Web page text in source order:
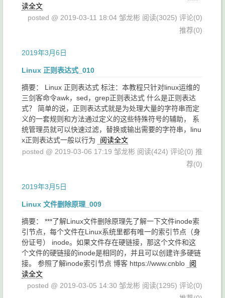
读全文
posted @ 2019-03-11 18:04 邹龙彬 阅读(3025) 评论(0)
推荐(0)
2019年3月6日
Linux 正则表达式_010
摘要： Linux 正则表达式 标注：本教程只针对linux运维的
三剑客命令awk，sed，grep正则表达式 什么是正则表达
式？ 简单的说，正则表达式就是为处理大量的字符串而定
义的一套规则和方法通过定义的这些特殊符号的辅助， 系
统管理员就可以快速过滤，替换或输出需要的字符串，linu
x正则表达式一般以行为
阅读全文
posted @ 2019-03-06 17:19 邹龙彬 阅读(424) 评论(0) 推
荐(0)
2019年3月5日
Linux 文件删除原理_009
摘要： ***了解Linux文件删除原理先了解一下文件inode索
引节点，每个文件在Linux系统里都有唯一的索引节点（身
份证号） inode。如果文件存在硬链接，那这个文件和这
个文件的硬链接的inode是相同的，并且可以创建许多硬链
接。 参照了解inode索引节点 博客 https://www.cnblo
阅
读全文
posted @ 2019-03-05 14:30 邹龙彬 阅读(1295) 评论(0)